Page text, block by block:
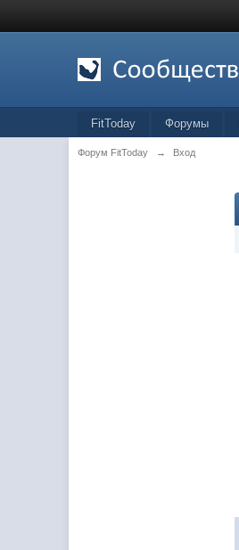
FitToday Форумы
Форум FitToday → Вход